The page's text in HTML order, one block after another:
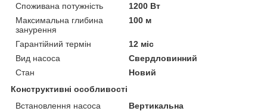
Споживана потужність
1200 Вт
Максимальна глибина
занурення
100 м
Гарантійний термін
12 міс
Вид насоса
Свердловинний
Стан
Новий
Конструктивні особливості
Встановлення насоса
Вертикальна